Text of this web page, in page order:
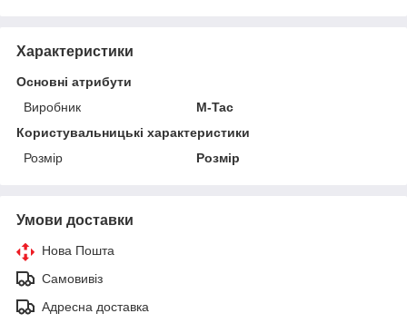
Характеристики
Основні атрибути
Виробник
M-Tac
Користувальницькі характеристики
Розмір
Розмір
Умови доставки
Нова Пошта
Самовивіз
Адресна доставка